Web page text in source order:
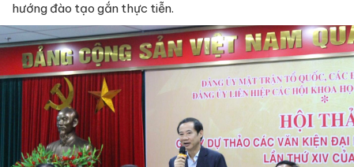
hướng đào tạo gắn thực tiễn.